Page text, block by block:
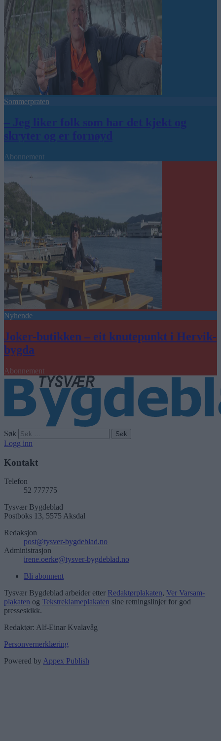
Sommerpraten
– Jeg liker folk som har det kjekt og
skryter og er fornøyd
Abonnement
Nyhende
Joker-butikken – eit knutepunkt i Hervik-
bygda
Abonnement
Søk
Logg inn
Kontakt
Telefon
52 777775
Tysvær Bygdeblad
Postboks 13, 5575 Aksdal
Redaksjon
post@tysver-bygdeblad.no
Administrasjon
irene.oerke@tysver-bygdeblad.no
Bli abonnent
Tysvær Bygdeblad arbeider etter Redaktørplakaten, Ver Varsam-
plakaten og Tekstreklameplakaten sine retningslinjer for god
presseskikk.
Redaktør: Alf-Einar Kvalavåg
Personvernerklæring
Powered byAppex Publish